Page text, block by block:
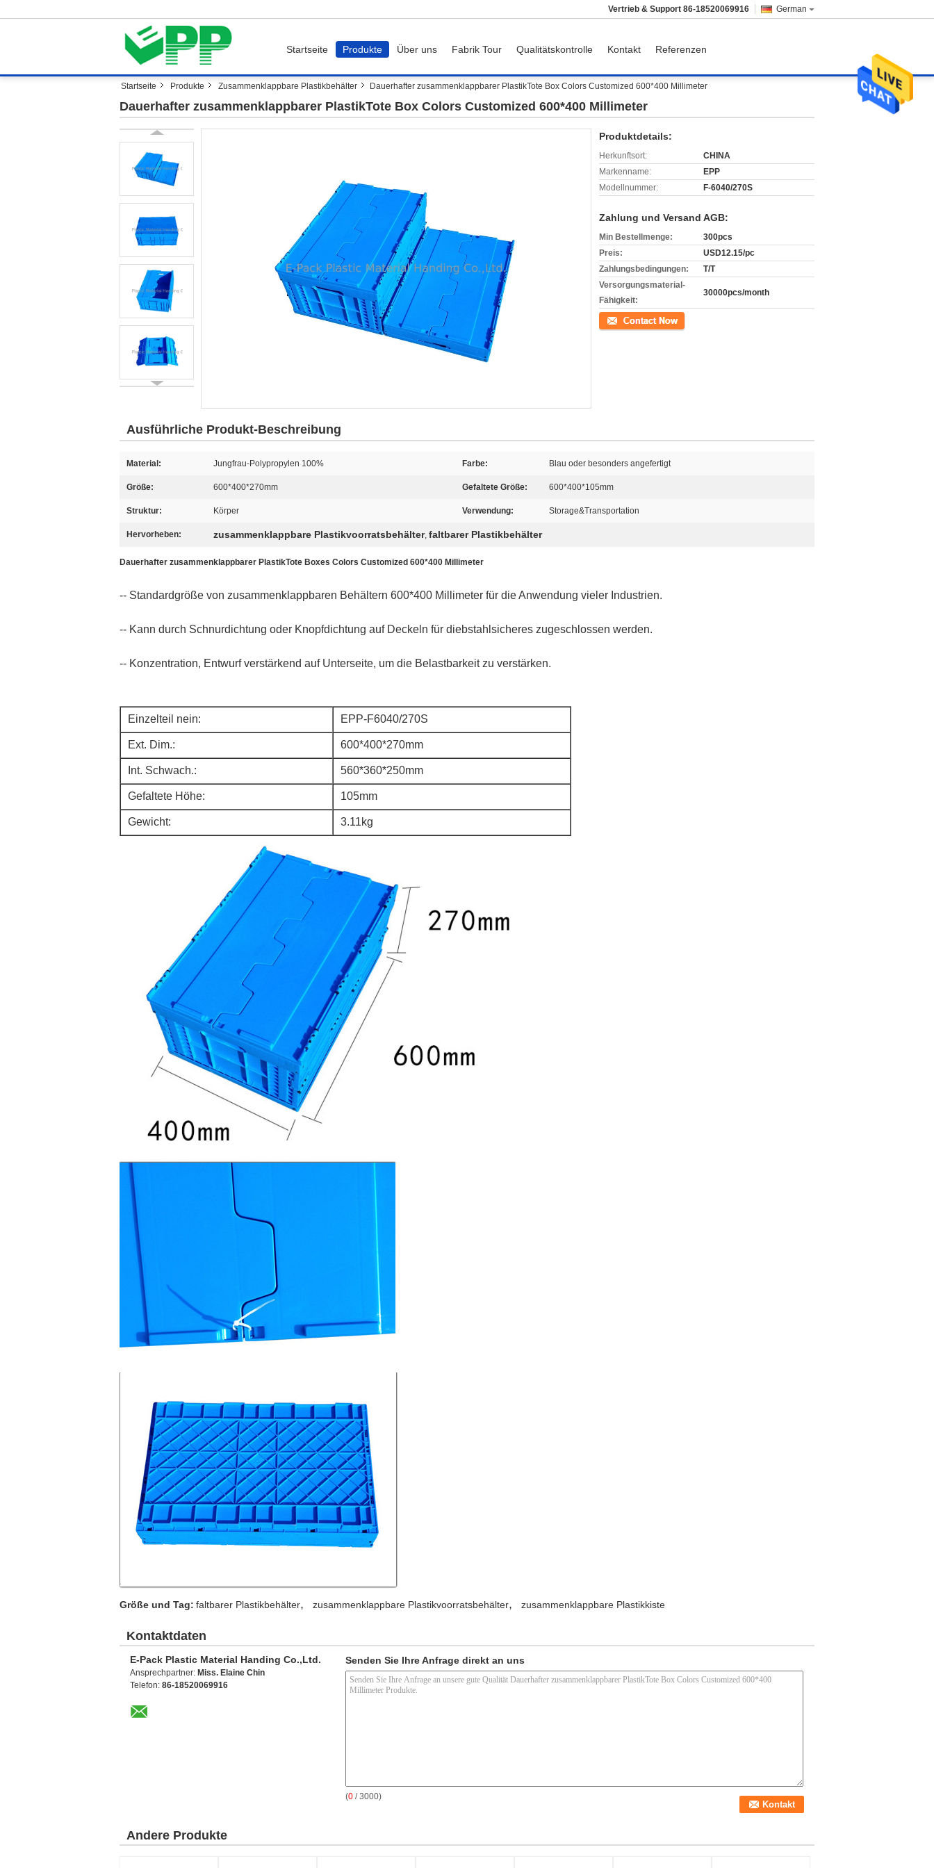
German
Vertrieb & Support 86-18520069916
Startseite Produkte Über uns Fabrik Tour Qualitätskontrolle Kontakt Referenzen
Startseite Produkte Zusammenklappbare Plastikbehälter Dauerhafter zusammenklappbarer PlastikTote Box Colors Customized 600*400 Millimeter
Dauerhafter zusammenklappbarer PlastikTote Box Colors Customized 600*400 Millimeter
Produktdetails:
Herkunftsort:
CHINA
Markenname:
EPP
Modellnummer:
F-6040/270S
Zahlung und Versand AGB:
Min Bestellmenge:
300pcs
Preis:
USD12.15/pc
Zahlungsbedingungen:
T/T
Versorgungsmaterial-
Fähigkeit:
30000pcs/month
Kontakt
Ausführliche Produkt-Beschreibung
Material: Jungfrau-Polypropylen 100% Farbe: Blau oder besonders angefertigt
Größe: 600*400*270mm Gefaltete Größe: 600*400*105mm
Struktur: Körper Verwendung: Storage&Transportation
Hervorheben: zusammenklappbare Plastikvoorratsbehälter, faltbarer Plastikbehälter
Dauerhafter zusammenklappbarer PlastikTote Boxes Colors Customized 600*400 Millimeter
-- Standardgröße von zusammenklappbaren Behältern 600*400 Millimeter für die Anwendung vieler Industrien.
-- Kann durch Schnurdichtung oder Knopfdichtung auf Deckeln für diebstahlsicheres zugeschlossen werden.
-- Konzentration, Entwurf verstärkend auf Unterseite, um die Belastbarkeit zu verstärken.
Einzelteil nein: EPP-F6040/270S
Ext. Dim.: 600*400*270mm
Int. Schwach.: 560*360*250mm
Gefaltete Höhe: 105mm
Gewicht: 3.11kg
Größe und Tag: faltbarer Plastikbehälter, zusammenklappbare Plastikvoorratsbehälter, zusammenklappbare Plastikkiste
Kontaktdaten
E-Pack Plastic Material Handing Co.,Ltd.
Ansprechpartner: Miss. Elaine Chin
Telefon: 86-18520069916
Senden Sie Ihre Anfrage direkt an uns
(0 / 3000)
Andere Produkte